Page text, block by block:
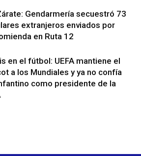
Gendarmería secuestró 73
extranjeros enviados por
en Ruta 12
en el fútbol: UEFA mantiene el
a los Mundiales y ya no confía
como presidente de la